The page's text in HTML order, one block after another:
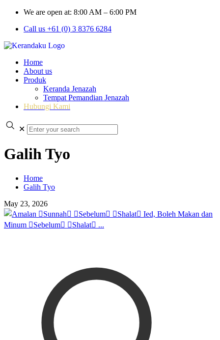
We are open at: 8:00 AM – 6:00 PM
Call us +61 (0) 3 8376 6284
Home
About us
Produk
Keranda Jenazah
Tempat Pemandian Jenazah
Hubungi Kami
✕
Galih Tyo
Home
Galih Tyo
May 23, 2026